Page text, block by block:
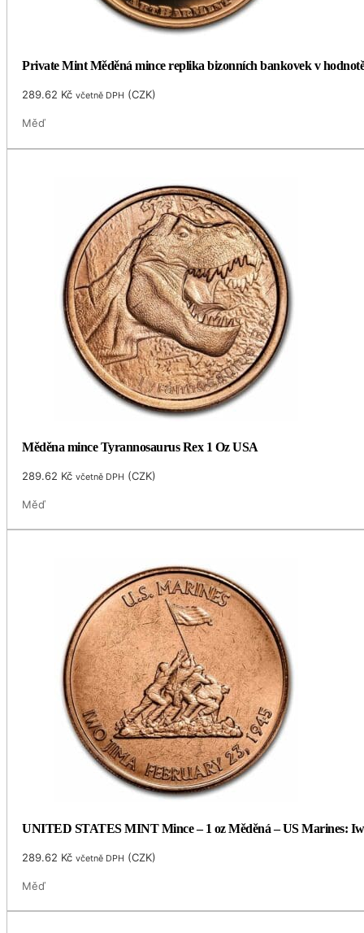
Private Mint Měděná mince replika bizonních bankovek v
289.62 Kč včetně DPH (CZK)
Měď
Měděna mince Tyrannosaurus Rex 1 Oz USA
289.62 Kč včetně DPH (CZK)
Měď
UNITED STATES MINT Mince – 1 oz Měděná – US Marines:
289.62 Kč včetně DPH (CZK)
Měď